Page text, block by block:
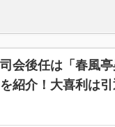
司会後任は「春風
紹介！大喜利は